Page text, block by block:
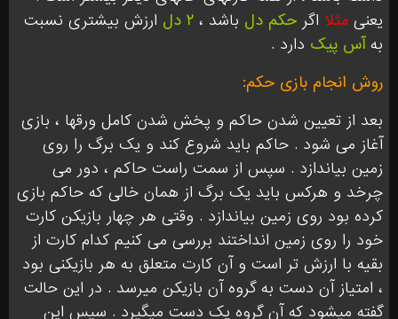
یعنی مثلا اگر حکم دل باشد ، ۲ دل
ارزش بیشتری نسبت
بهآس پیک دارد .
روش انجام بازی حکم:
بعد از تعیین شدن حاکم و پخش شدن کامل ورقها ، بازی
آغاز می شود . حاکم باید شروع کند و یک برگ را روی
زمین بیاندازد . سپس از سمت راست حاکم ، دور می
چرخد و هرکس باید یک برگ از همان خالی که حاکم بازی
کرده بود روی زمین بیاندازد . وقتی هر چهار بازیکن کارت
خود را روی زمین انداختند بررسی می کنیم کدام کارت از
بقیه با ارزش تر است و آن کارت متعلق به هر بازیکنی بود
، امتیاز آن دست به گروه آن بازیکن میرسد . در این حالت
گفته میشود که آن گروه یک دست میگیرد . سپس این